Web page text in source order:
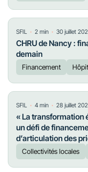
SFIL ・ 2 min ・ 30 juillet
CHRU de Nancy :
demain
Financement
SFIL ・ 4 min ・ 28 juillet
« La transformation
un défi de
d’articulation des
Collectivités locales